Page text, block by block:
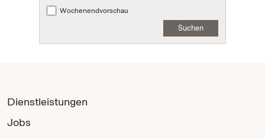
Wochenendvorschau
Suchen
Dienstleistungen
Jobs